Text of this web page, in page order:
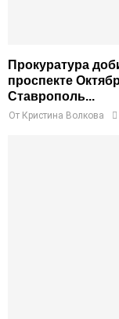
Прокуратура
проспекте
Ставрополь...
От Кристина Волкова